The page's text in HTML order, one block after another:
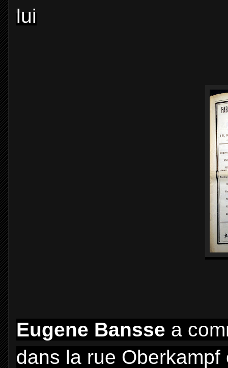
lui
Eugene Bansse a
dans la rue Oberkampf